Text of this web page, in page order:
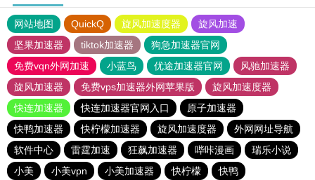
网站地图 QuickQ 旋风加速度器
旋风加速
坚果加速器
tiktok加速器
狗急加速器官网
免费vqn外网加速
小蓝鸟 优途加速器官网
风驰加速器
旋风加速器
免费vps加速器外网苹果版
旋风加速度器
快连加速器
快连加速器官网入口
原子加速器
快鸭加速器
快柠檬加速器 旋风加速度器
外网网址导航
软件中心
雷霆加速 狂飙加速器 哔咔漫画
瑞乐小说
小美
小美vpn 小美加速器 快柠檬
快鸭